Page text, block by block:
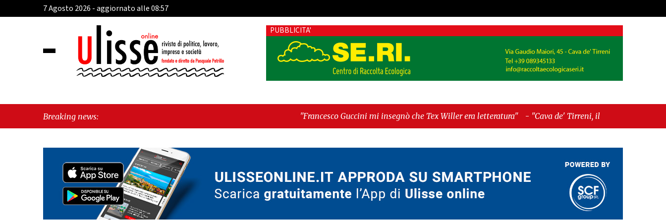
7 Agosto 2026 - aggiornato alle 08:57
PUBBLICITA'
Breaking news: "Francesco Guccini mi insegnò che Tex Willer era letteratura" -"Cava de' Tirreni, il Consiglio comunale
conferma Sara Fariello. L'opposizione lascia l'aula al momento del voto"